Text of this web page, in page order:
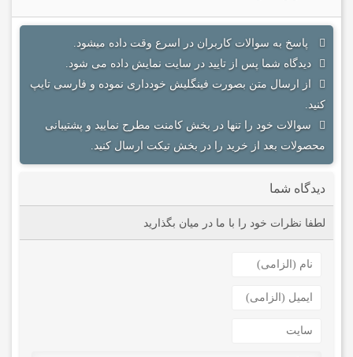
پاسخ به سوالات کاربران در اسرع وقت داده میشود.
دیدگاه شما پس از تایید در سایت نمایش داده می شود.
از ارسال متن بصورت فینگلیش خودداری نموده و فارسی تایپ
کنید.
سوالات خود را تنها در بخش کامنت مطرح نمایید و پشتیبانی
محصولات بعد از خرید را در بخش تیکت ارسال کنید.
دیدگاه شما
لطفا نظرات خود را با ما در میان بگذارید